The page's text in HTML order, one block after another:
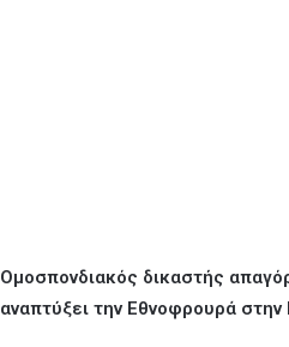
Ομοσπονδιακός δικαστής
αναπτύξει την Εθνοφρουρά στην